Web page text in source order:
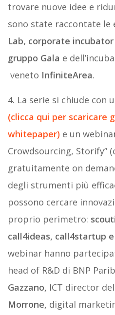
trovare nuove idee e
sono state raccontate le
Lab, corporate
gruppo Gala e
veneto InfiniteArea.
4. La serie si chiude con
(clicca qui per scaricare
whitepaper) e un
Crowdsourcing, Storify”
gratuitamente on
degli strumenti più
possono cercare
proprio perimetro:
call4ideas, call4startup
webinar hanno
head of R&D di BNP
Gazzano, ICT director
Morrone, digital